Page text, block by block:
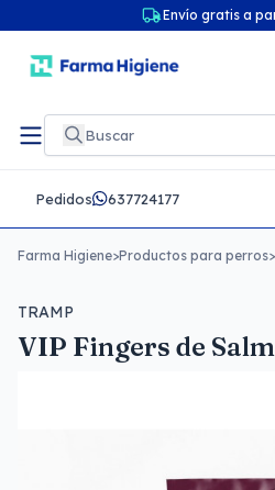
Envío gratis a
Pedidos 637724177
Farma Higiene>Productos para perros>
TRAMP
VIP Fingers de